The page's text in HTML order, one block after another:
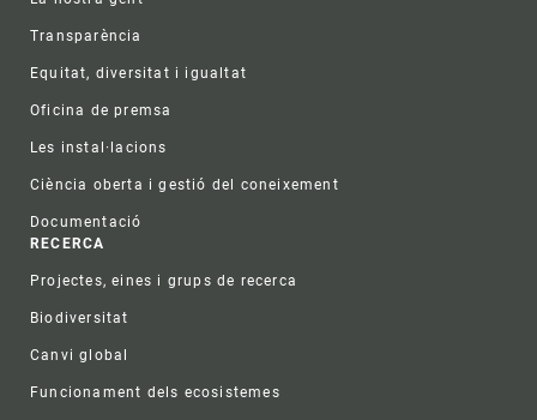
Transparència
Equitat, diversitat i igualtat
Oficina de premsa
Les instal·lacions
Ciència oberta i gestió del coneixement
Documentació
RECERCA
Projectes, eines i grups de recerca
Biodiversitat
Canvi global
Funcionament dels ecosistemes